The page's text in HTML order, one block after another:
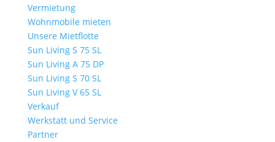
Vermietung
Wohnmobile mieten
Unsere Mietflotte
Sun Living S 75 SL
Sun Living A 75 DP
Sun Living S 70 SL
Sun Living V 65 SL
Verkauf
Werkstatt und Service
Partner